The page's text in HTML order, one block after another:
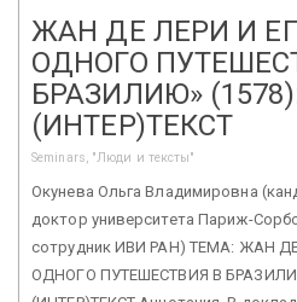
ЖАН ДЕ ЛЕРИ И
ОДНОГО
БРАЗИЛИЮ»
(ИНТЕР)ТЕКСТ
Seminars, "Люди и тексты"
Окунева Ольга Владимировна
доктор университета Париж-
сотрудник ИВИ РАН) ТЕМА: ЖАН
ОДНОГО ПУТЕШЕСТВИЯ В